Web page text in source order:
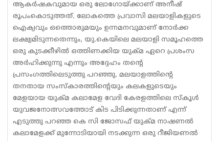
ആകര്‍ഷകവുമായ ഒരു ലോഗോയ്ക്കാണ് അനീഷ്
രൂപംകൊടുത്തത്. ലോകത്തെ പ്രവാസി മലയാളികളുടെ
ഐക്യവും ഒത്തൊരുമയും ഉന്നമനവുമാണ് നോര്‍ക്ക
ലക്ഷ്യമിടുന്നതെന്നും, യു.കെയിലെ മലയാളി സമൂഹത്തെ
ഒരു കുടക്കീഴില്‍ ഒത്തിണക്കിയ യുക്മ ഏറെ പ്രശംസ
അര്‍ഹിക്കുന്നു എന്നും അദ്ദേഹം തന്റെ
പ്രസംഗത്തിലെടുത്തു പറഞ്ഞു. മലയാളത്തിന്റെ
തനതായ സംസ്‌കാരത്തിന്റെയും കലകളുടെയും
മേളയായ യുക്മ കലാമേള വേദി കേരളത്തിലെ സ്‌കൂള്‍
യുവജനോത്സവത്തോട് കിട പിടിക്കുന്നതാണ് എന്ന്
എടുത്തു പറഞ്ഞ കെ സി ജോസഫ് യുക്മ നാഷണല്‍
കലാമേളക്ക് മുന്നോടിയായി നടക്കുന്ന ഒരു റീജിയണല്‍